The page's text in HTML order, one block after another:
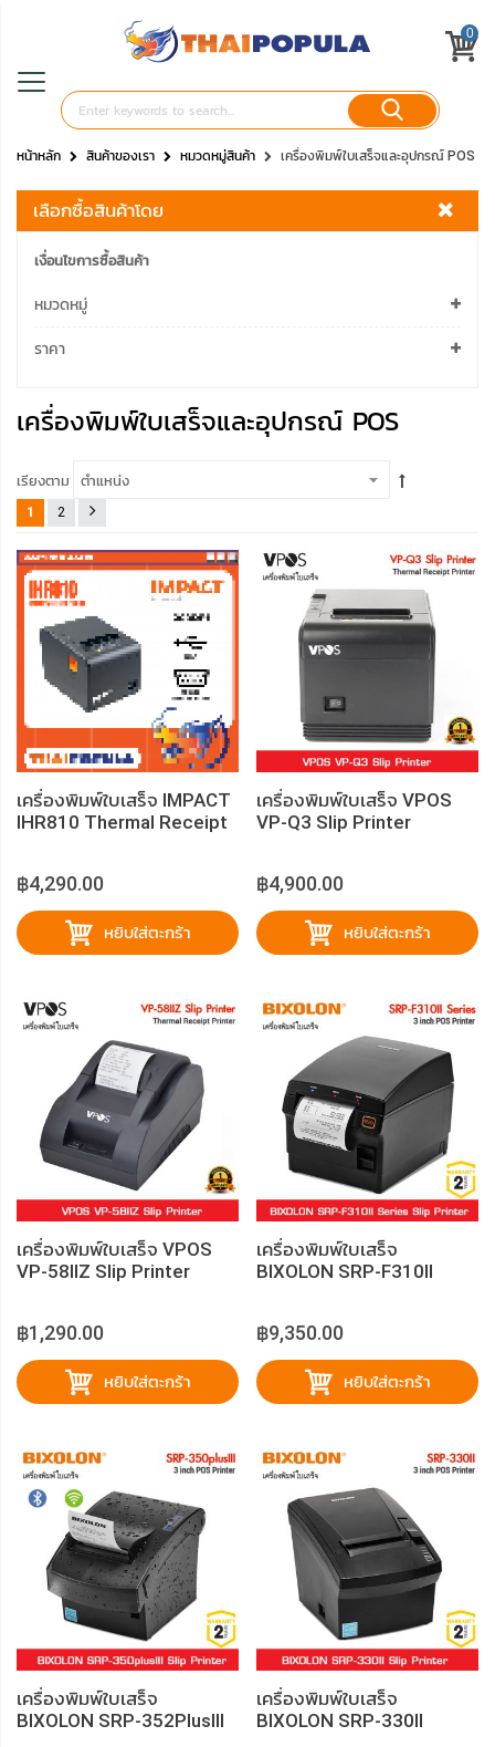
0
หน้าหลัก สินค้าของเรา หมวดหมู่สินค้า เครื่องพิมพ์ใบเสร็จและอุปกรณ์ POS
เครื่องพิมพ์ใบเสร็จและอุปกรณ์ POS
เรียงตาม
1
2
เครื่องพิมพ์ใบเสร็จ IMPACT
IHR810 Thermal Receipt
฿4,290.00
หยิบใส่ตะกร้า
เครื่องพิมพ์ใบเสร็จ VPOS
VP-Q3 Slip Printer
฿4,900.00
หยิบใส่ตะกร้า
เครื่องพิมพ์ใบเสร็จ VPOS
VP-58IIZ Slip Printer
฿1,290.00
หยิบใส่ตะกร้า
เครื่องพิมพ์ใบเสร็จ
BIXOLON SRP-F310II
฿9,350.00
หยิบใส่ตะกร้า
เครื่องพิมพ์ใบเสร็จ
BIXOLON SRP-352PlusIII
เครื่องพิมพ์ใบเสร็จ
BIXOLON SRP-330II
เลือกซื้อสินค้าโดย
เงื่อนไขการซื้อสินค้า
หมวดหมู่
ราคา